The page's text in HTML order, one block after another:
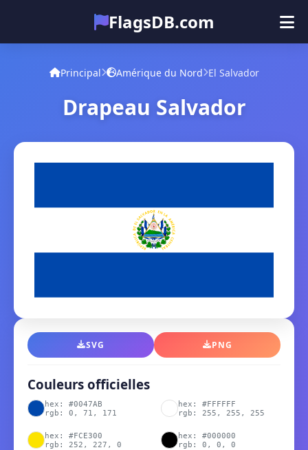
FlagsDB.com
Principal
Quiz
Principal Amérique du Nord El Salvador
Drapeau Salvador
SVG PNG
Couleurs officielles
hex: #0047AB
rgb: 0, 71, 171
hex: #FFFFFF
rgb: 255, 255, 255
hex: #FCE300
rgb: 252, 227, 0
hex: #000000
rgb: 0, 0, 0